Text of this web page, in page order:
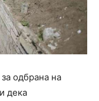
одбрана на
дека